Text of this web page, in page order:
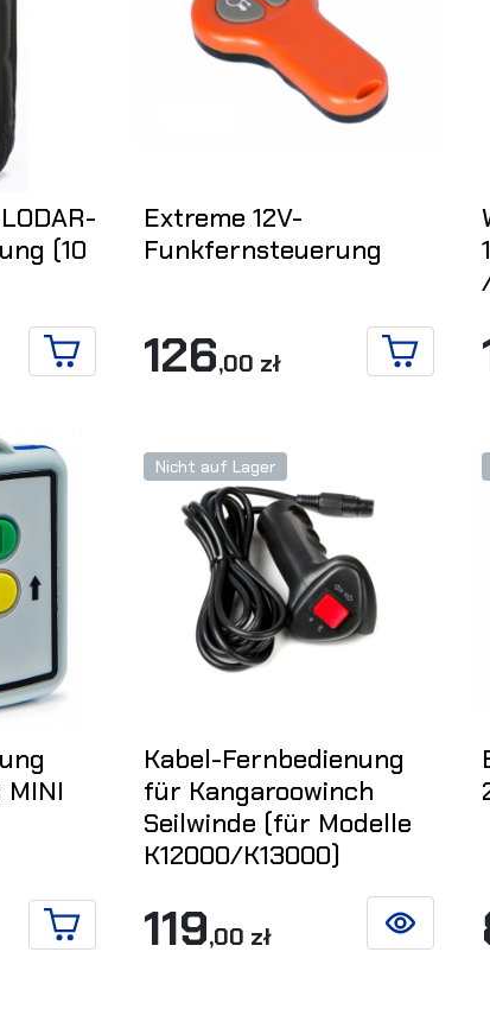
(10
IN DEN WARENKORB
Extreme 12V-
Funkfernsteuerung
126,00 zł
IN DEN
MINI
IN DEN WARENKORB
Nicht auf Lager
Kabel-Fernbedienung
für Kangaroowinch
Seilwinde (für Modelle
K12000/K13000)
119,00 zł SIEHE